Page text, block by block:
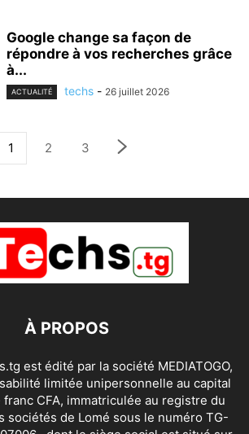
Google change sa façon de
répondre à vos recherches grâce
à...
ACTUALITÉ techs - 26 juillet 2026
1 2 3
À PROPOS
est édité par la société MEDIATOGO,
limitée unipersonnelle au capital
franc CFA, immatriculée au registre du
sociétés de Lomé sous le numéro TG-